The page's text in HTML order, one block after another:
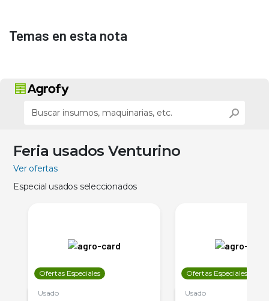
Temas en esta nota
Feria usados Venturino
Ver ofertas
Especial usados seleccionados
Ofertas Especiales
Usado
Ofertas Especiales
Usado